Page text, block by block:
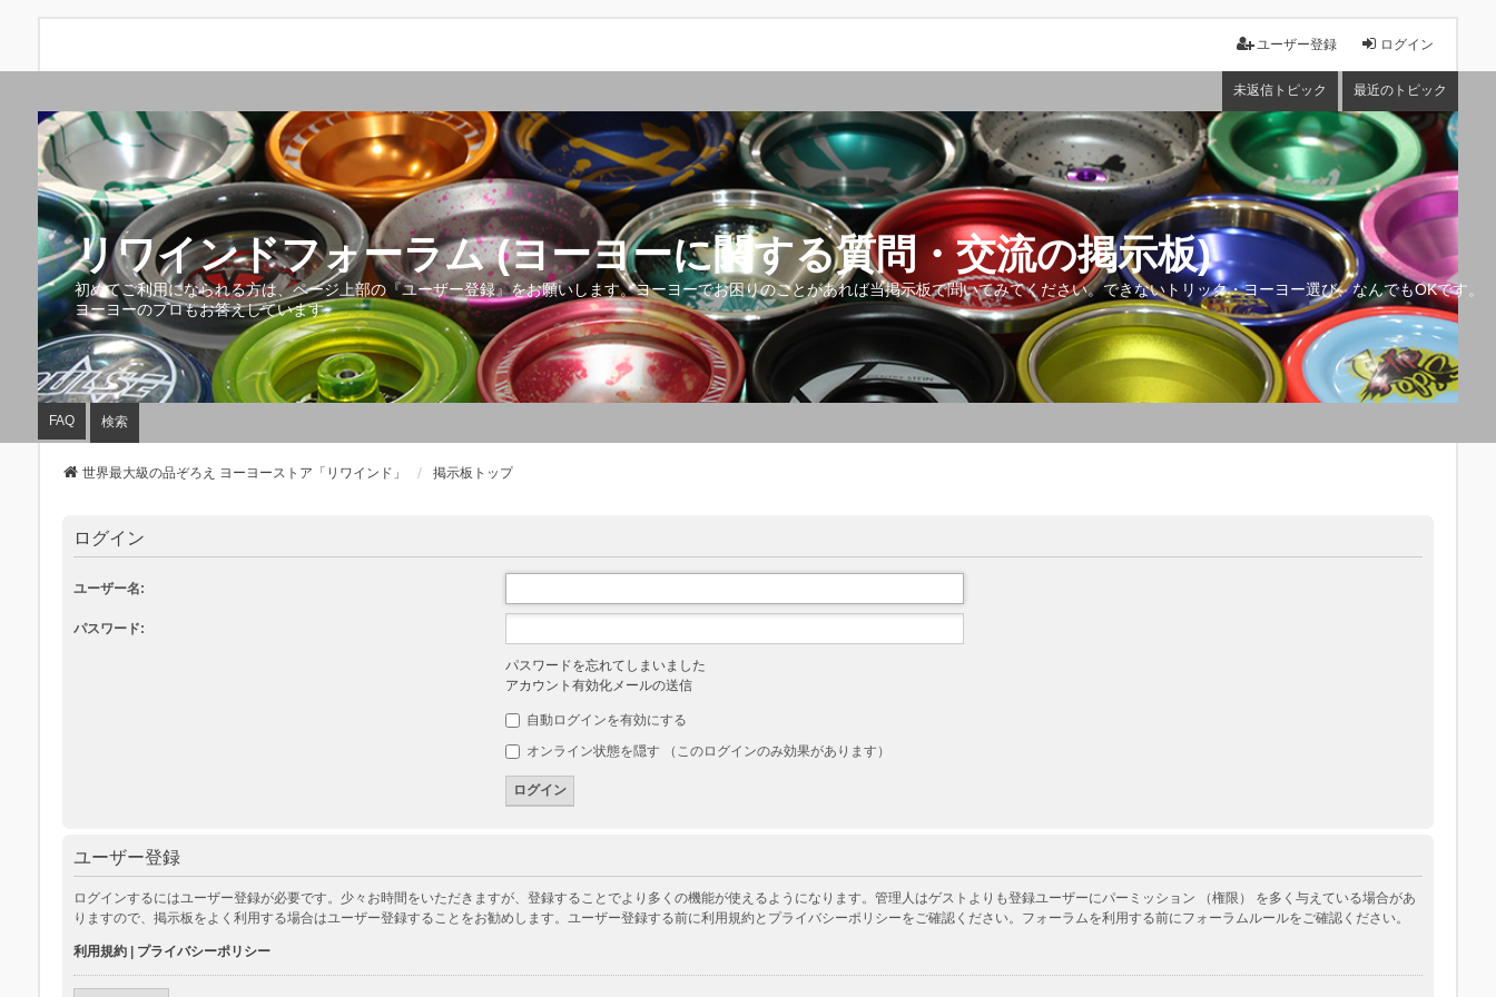
ログイン
ユーザー登録
未返信トピック 最近のトピック
リワインドフォーラム (ヨーヨーに関する質問・交流の掲示板)
初めてご利用になられる方は、ページ上部の『ユーザー登録』をお願いします。ヨーヨーでお困りのことがあれば当掲示板で聞いてみてください。できないトリック・ヨーヨー選び、なんでもOKです。
ヨーヨーのプロもお答えしています。
FAQ 検索
世界最大級の品ぞろえ ヨーヨーストア「リワインド」 掲示板トップ
ログイン
ユーザー名:
パスワード:
パスワードを忘れてしまいました
アカウント有効化メールの送信
自動ログインを有効にする
オンライン状態を隠す （このログインのみ効果があります）
ユーザー登録
ログインするにはユーザー登録が必要です。少々お時間をいただきますが、登録することでより多くの機能が使えるようになります。管理人はゲストよりも登録ユーザーにパーミッション （権限） を多く与えている場合があ
りますので、掲示板をよく利用する場合はユーザー登録することをお勧めします。ユーザー登録する前に利用規約とプライバシーポリシーをご確認ください。フォーラムを利用する前にフォーラムルールをご確認ください。
利用規約| プライバシーポリシー